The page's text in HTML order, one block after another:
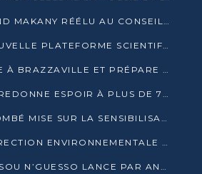
PR. ROGER ARMAND MAKANY RÉÉLU AU CONSEIL DE L’AUF
ÉNERGIE : UNE NOUVELLE PLATEFORME SCIENTIFIQUE POUR LA TRANSITION ÉNERGÉTIQUE EN AFRIQUE CENTRALE
GOZEM DÉBARQUE À BRAZZAVILLE ET PRÉPARE SON ARRIVÉE À POINTE-NOIRE
L’ESPACE OPOKO REDONNE ESPOIR À PLUS DE 775 ÉLÈVES AUTOCHTONES DANS LE NORD DU CONGO
PAUL VALISE MATOMBÉ MISE SUR LA SENSIBILISATION POUR ÉRAQUER LE GRAND BANDITISME
UNE NOUVELLE DIRECTION ENVIRONNEMENTALE POUR RENFORCER LA GESTION DES DONNÉES AU CONGO
LE PRÉSIDENT SASSOU N’GUESSO LANCE PAR ANTICIPATION LA 39ÈME JOURNÉE NATIONALE DE L’ARBRE